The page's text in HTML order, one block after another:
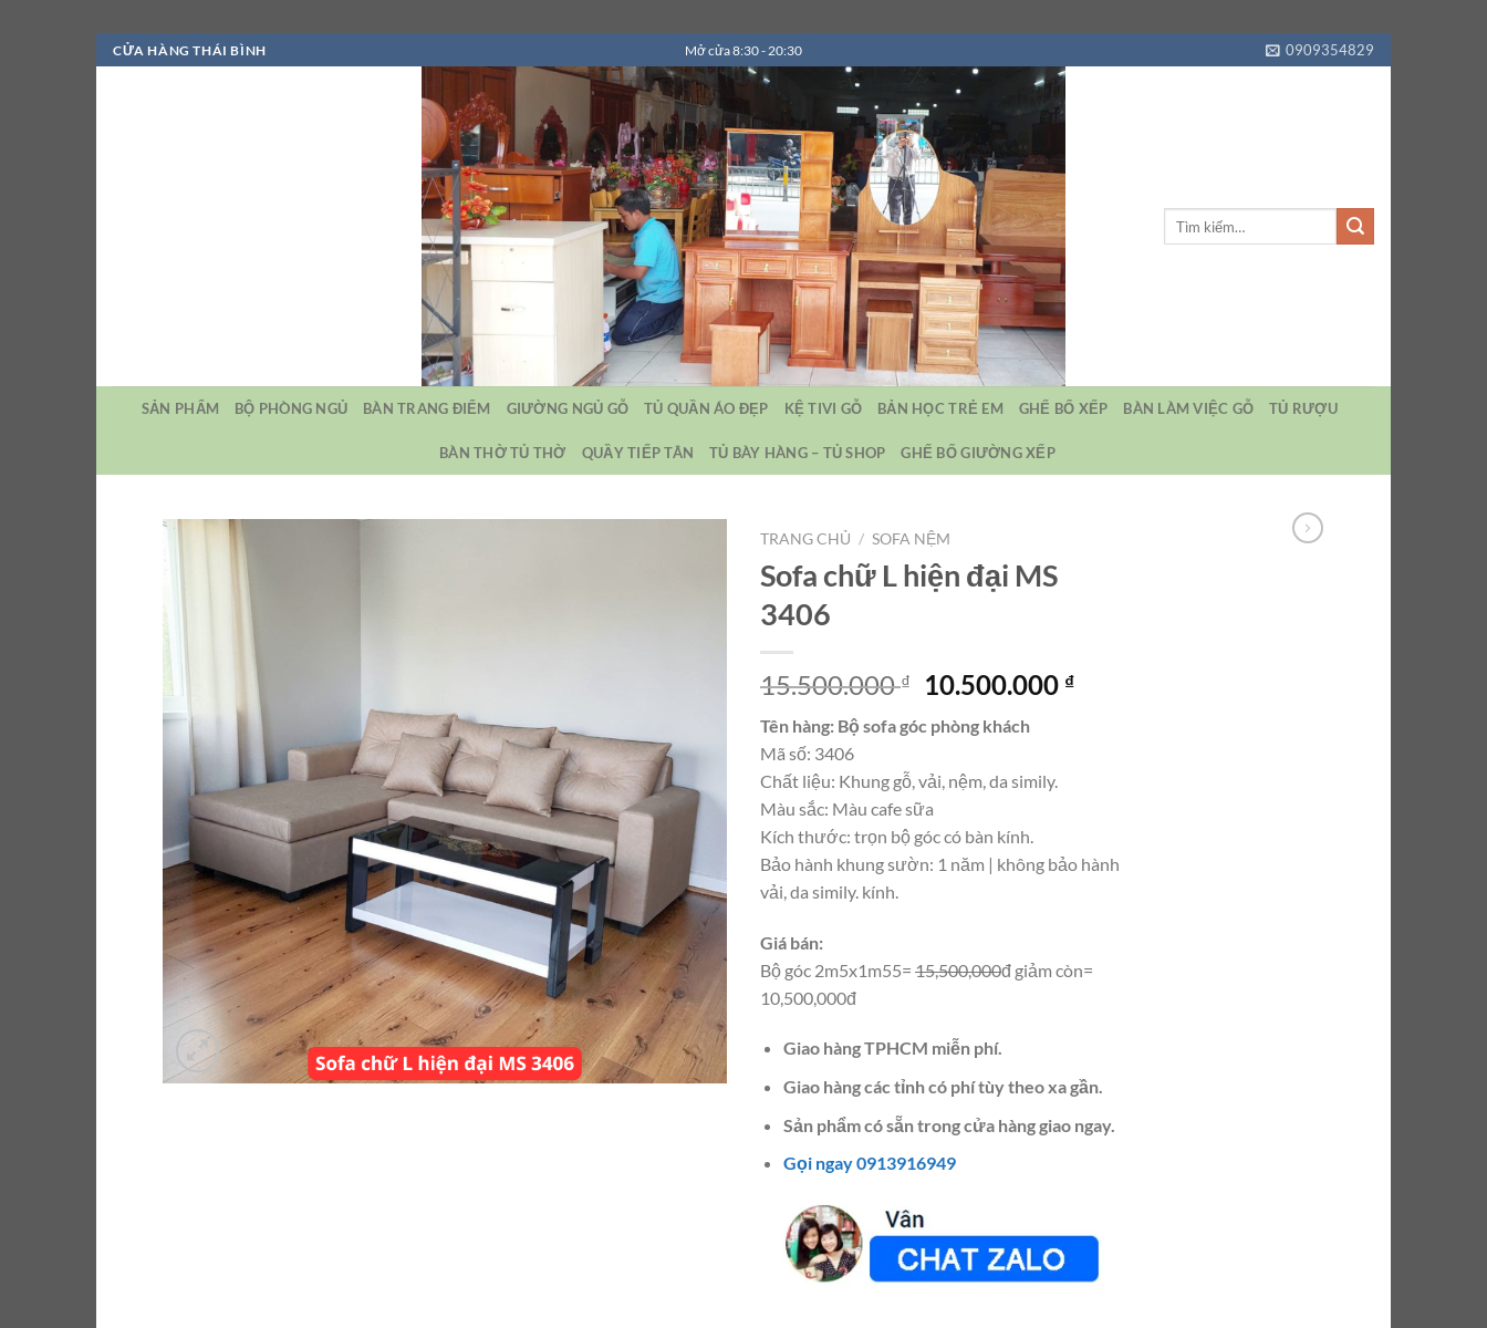
Bỏ
qua
CỬA HÀNG THÁI BÌNH Mở cửa 8:30 - 20:30 0909354829
SẢN PHẨM BỘ PHÒNG NGỦ BÀN TRANG ĐIỂM GIƯỜNG NGỦ GỖ TỦ QUẦN ÁO ĐẸP KỆ TIVI GỖ BẢN HỌC TRẺ EM GHẾ BỐ XẾP BÀN LÀM VIỆC GỖ TỦ RƯỢU
BÀN THỜ TỦ THỜ QUẦY TIẾP TÂN TỦ BÀY HÀNG – TỦ SHOP GHẾ BỐ GIƯỜNG XẾP
TRANG CHỦ / SOFA NỆM
Sofa chữ L hiện đại MS
3406
15.500.000₫
Giá
là:
10.500.000 ₫Giá
Tên hàng: Bộ sofa góc phòng khách
Mã số: 3406
Chất liệu: Khung gỗ, vải, nệm, da simily.
Màu sắc: Màu cafe sữa
Kích thước: trọn bộ góc có bàn kính.
Bảo hành khung sườn: 1 năm | không bảo hành
vải, da simily. kính.
Giá bán:
Bộ góc 2m5x1m55= 15,500,000đ giảm còn=
10,500,000đ
Giao hàng TPHCM miễn phí.
Giao hàng các tỉnh có phí tùy theo xa gần.
Sản phẩm có sẵn trong cửa hàng giao ngay.
Gọi ngay 0913916949